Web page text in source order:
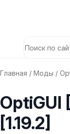
Главная / Моды /
OptiGUI
[1.19.2]